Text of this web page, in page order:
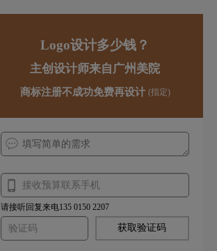
Logo设计多少钱？
主创设计师来自广州美院
商标注册不成功免费再设计 (指定)
请接听回复来电135 0150 2207
获取验证码